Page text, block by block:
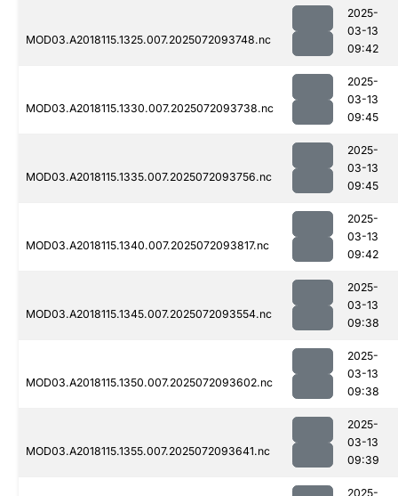
MOD03.A2018115.1325.007.2025072093748.nc
2025-
03-13
09:42
MOD03.A2018115.1330.007.2025072093738.nc
2025-
03-13
09:45
MOD03.A2018115.1335.007.2025072093756.nc
2025-
03-13
09:45
MOD03.A2018115.1340.007.2025072093817.nc
2025-
03-13
09:42
MOD03.A2018115.1345.007.2025072093554.nc
2025-
03-13
09:38
MOD03.A2018115.1350.007.2025072093602.nc
2025-
03-13
09:38
MOD03.A2018115.1355.007.2025072093641.nc
2025-
03-13
09:39
2025-